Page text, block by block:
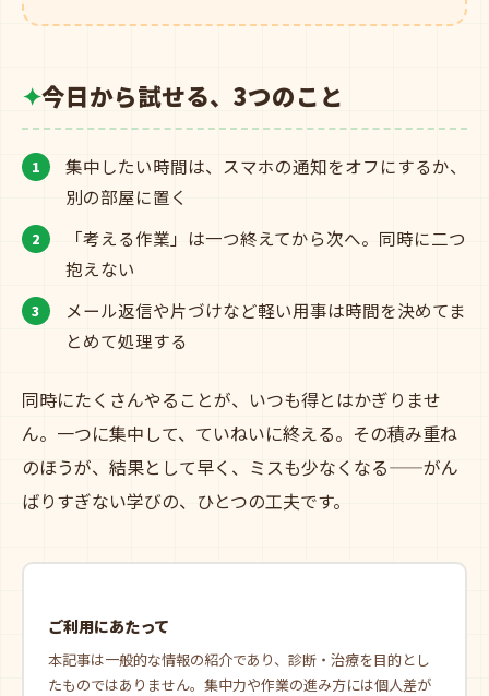
今日から試せる、3つのこと
集中したい時間は、スマホの通知をオフにするか、
別の部屋に置く
「考える作業」は一つ終えてから次へ。同時に二つ
抱えない
メール返信や片づけなど軽い用事は時間を決めてま
とめて処理する
同時にたくさんやることが、いつも得とはかぎりませ
ん。一つに集中して、ていねいに終える。その積み重ね
のほうが、結果として早く、ミスも少なくなる——がん
ばりすぎない学びの、ひとつの工夫です。
ご利用にあたって
本記事は一般的な情報の紹介であり、診断・治療を目的とし
たものではありません。集中力や作業の進み方には個人差が